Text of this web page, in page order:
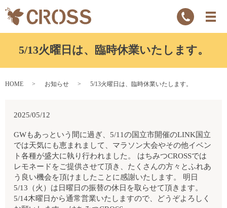
5/13火曜日は、臨時休業いたします。
HOME お知らせ 5/13火曜日は、臨時休業いたします。
2025/05/12
GWもあっという間に過ぎ、5/11の国立市開催のLINK国立
では天気にも恵まれまして、マラソン大会やその他イベン
ト各種が盛大に執り行われました。 はちみつCROSSでは
レモネードをご提供させて頂き、たくさんの方々とふれあ
う良い機会を頂けましたことに感謝いたします。 明日
5/13（火）は日曜日の振替の休日を取らせて頂きます。
5/14木曜日から通常営業いたしますので、どうぞよろしく